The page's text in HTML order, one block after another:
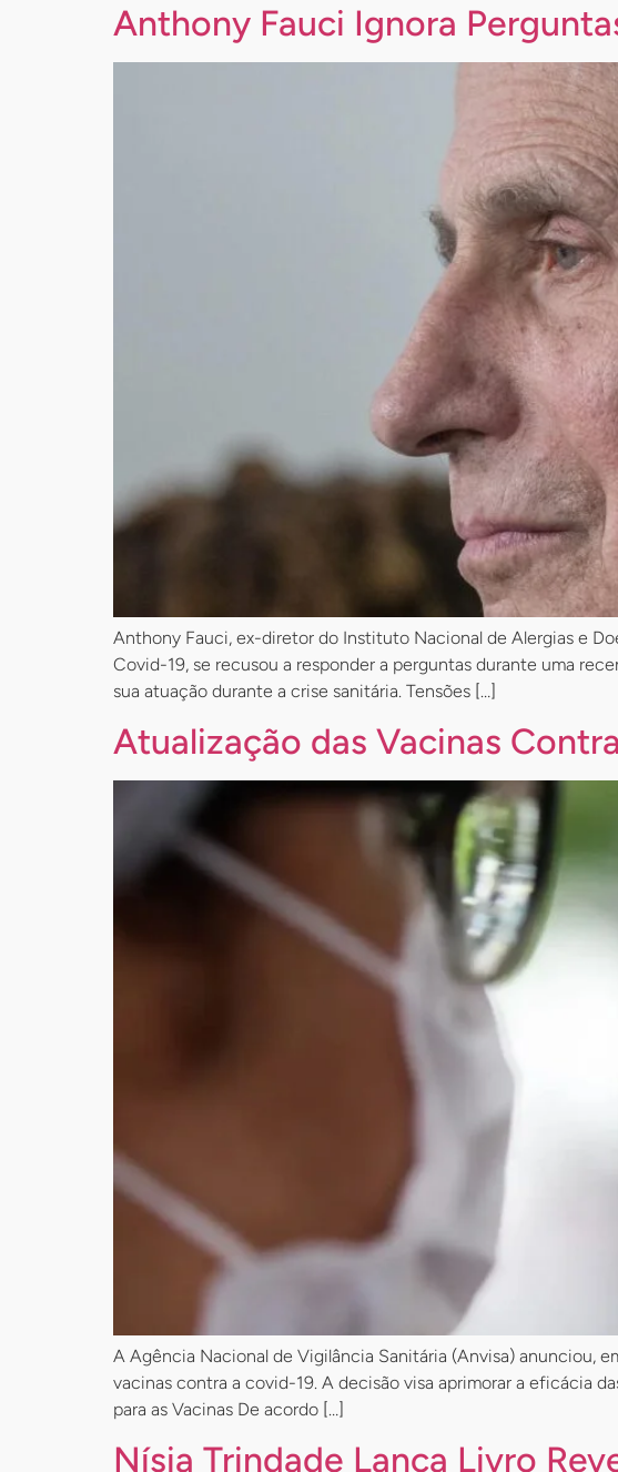
Anthony Fauci Ignora
Anthony Fauci, ex-diretor do Instituto Nacional de Alergias e
Covid-19, se recusou a responder a perguntas durante uma
sua atuação durante a crise sanitária. Tensões […]
Atualização das Vacinas
A Agência Nacional de Vigilância Sanitária (Anvisa) anunciou,
vacinas contra a covid-19. A decisão visa aprimorar a eficácia
para as Vacinas De acordo […]
Nísia Trindade Lança Livro